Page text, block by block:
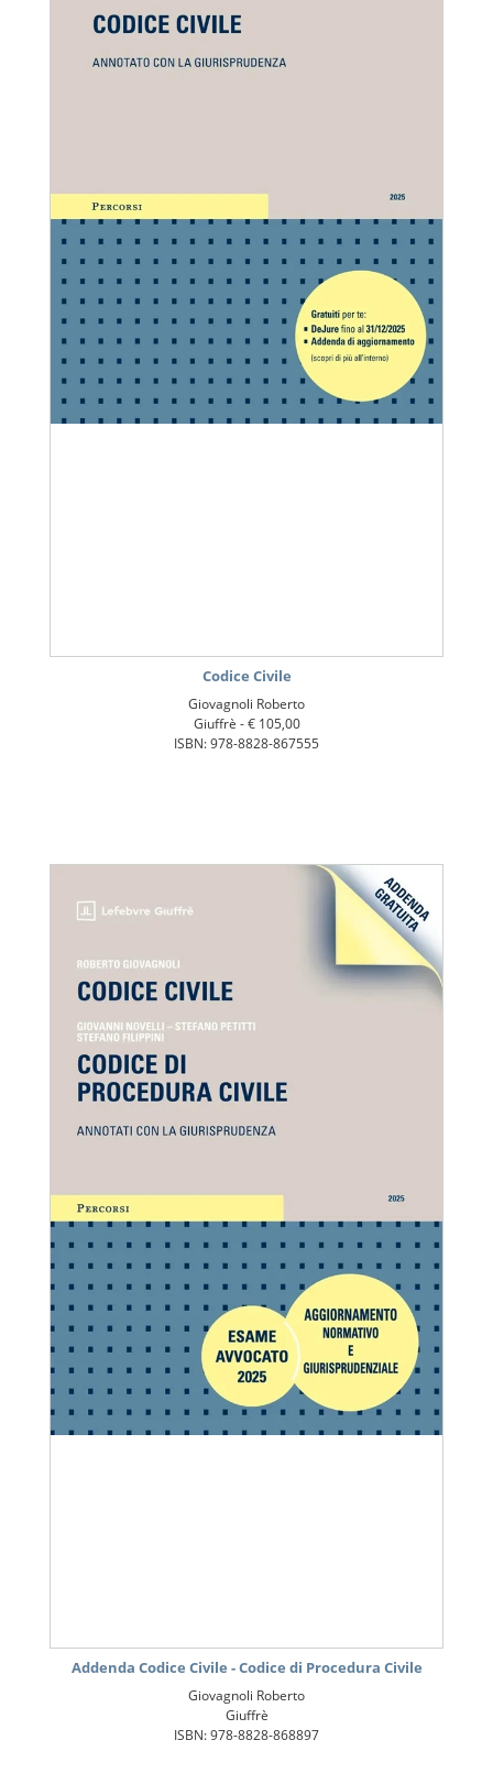
Codice Civile
Giovagnoli Roberto
Giuffrè -€ 105,00
ISBN: 978-8828-867555
Addenda Codice Civile - Codice di Procedura Civile
Giovagnoli Roberto
Giuffrè
ISBN: 978-8828-868897